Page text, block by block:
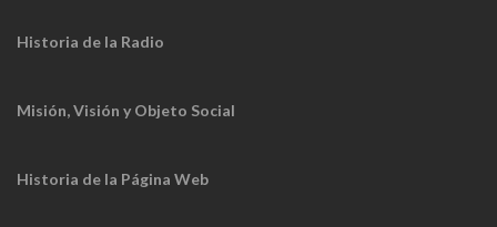
Historia de la Radio
Misión, Visión y Objeto Social
Historia de la Página Web